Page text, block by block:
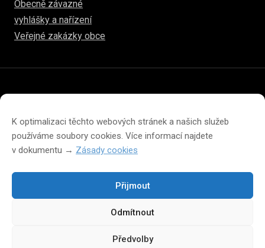
K optimalizaci těchto webových stránek a našich služeb
používáme soubory cookies. Více informací najdete
v dokumentu → Zásady cookies
Přijmout
Odmítnout
Předvolby
Obecně závazné
vyhlášky a nařízení
Veřejné zakázky obce
Prohlášení o přístupnosti
Prohlášení o ochraně soukromí
Zásady cookies (EU)
Změna velikosti písma na webu